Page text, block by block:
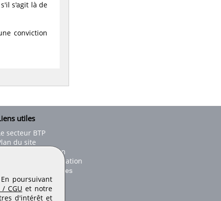
s'agit là de
conviction
utiles
secteur BTP
du site
d'utilisation
de publication
des cookies
poursuivant
/ CGU et notre
d'intérêt et